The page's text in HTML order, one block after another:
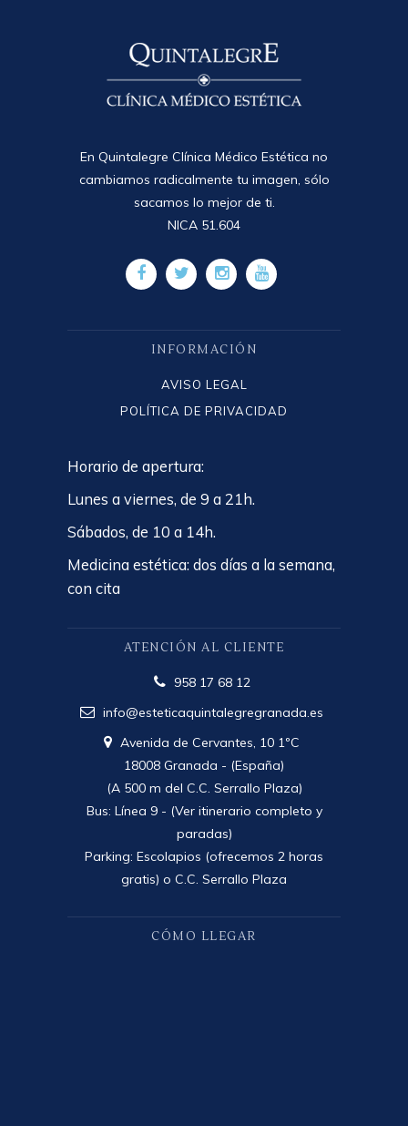
En Quintalegre Clínica Médico Estética no
cambiamos radicalmente tu imagen, sólo
sacamos lo mejor de ti.
NICA 51.604
INFORMACIÓN
AVISO LEGAL
POLÍTICA DE PRIVACIDAD
Horario de apertura:
Lunes a viernes, de 9 a 21h.
Sábados, de 10 a 14h.
Medicina estética: dos días a la semana,
con cita
ATENCIÓN AL CLIENTE
958 17 68 12
info@esteticaquintalegregranada.es
Avenida de Cervantes, 10 1ºC
18008 Granada - (España)
(A 500 m del C.C. Serrallo Plaza)
Bus: Línea 9 - (Ver itinerario completo y
paradas)
Parking: Escolapios (ofrecemos 2 horas
gratis) o C.C. Serrallo Plaza
CÓMO LLEGAR